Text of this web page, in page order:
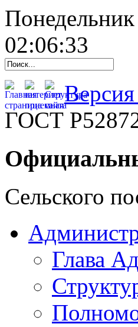
02:06:34
ГОСТ
Сельского
Глава